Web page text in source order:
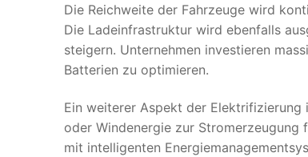
Die Reichweite der Fahrzeuge wird
Die Ladeinfrastruktur wird ebenfalls
steigern. Unternehmen investieren
Batterien zu optimieren.
Ein weiterer Aspekt der
oder Windenergie zur
mit intelligenten